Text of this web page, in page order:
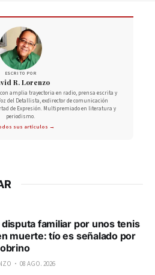
ESCRITO POR
R. Lorenzo
amplia trayectoria en radio, prensa escrita y
del Detallista, exdirector de comunicación
de Expresión. Multipremiado en literatura y
periodismo.
sus artículos →
familiar por unos tenis
muerte: tío es señalado por
08 AGO. 2026